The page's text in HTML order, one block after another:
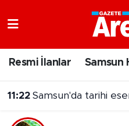
Resmi İlanlar Samsun
11:22 Samsun'da tarihi
Samsun Namaz